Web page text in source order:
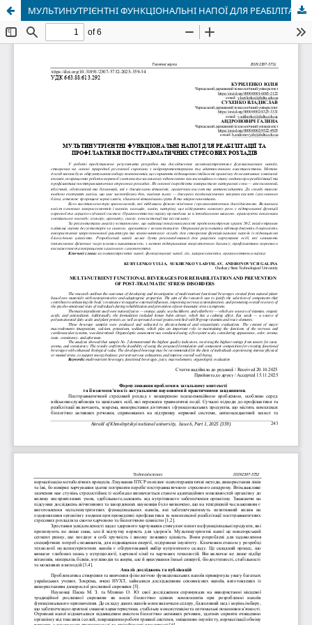
МУЛЬТИНУТРІЄНТНІ ФУНКЦІОНАЛЬНІ НАПОЇ ДЛЯ РЕАБІЛІТАЦІЇ ТА ПРОФІЛАКТИКИ ПОСТТРАВМАТИЧНИХ СТРЕСОВИХ РОЗЛАДІВ